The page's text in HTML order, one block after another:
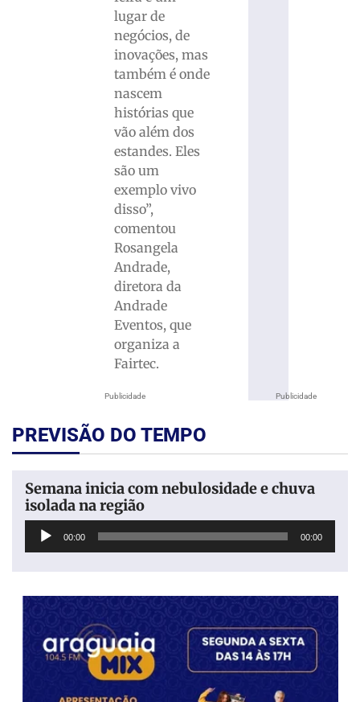
Publicidade
lugar de
negócios, de
inovações, mas
também é onde
nascem
histórias que
vão além dos
estandes. Eles
são um
exemplo vivo
disso”,
comentou
Rosangela
Andrade,
diretora da
Andrade
Eventos, que
organiza a
Fairtec.
Publicidade
PREVISÃO DO TEMPO
Semana inicia com nebulosidade e chuva
isolada na região
Tocador
00:00 00:00